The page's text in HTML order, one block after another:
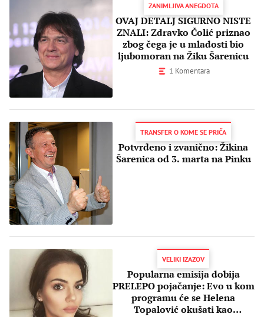
ZANIMLJIVA ANEGDOTA
OVAJ DETALJ SIGURNO NISTE
ZNALI: Zdravko Čolić priznao
zbog čega je u mladosti bio
ljubomoran na Žiku Šarenicu
1 Komentara
TRANSFER O KOME SE PRIČA
Potvrđeno i zvanično: Žikina
Šarenica od 3. marta na Pinku
VELIKI IZAZOV
Popularna emisija dobija
PRELEPO pojačanje: Evo u kom
programu će se Helena
Topalović okušati kao